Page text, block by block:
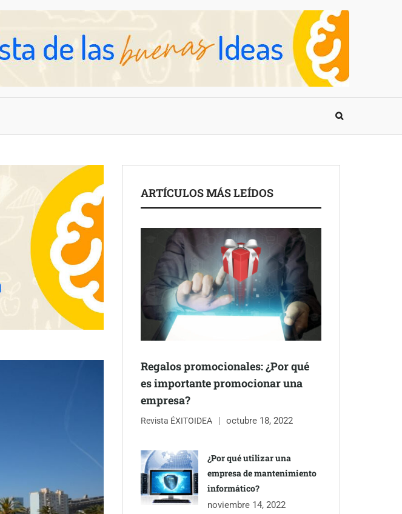
ARTÍCULOS MÁS LEÍDOS
Regalos promocionales: ¿Por qué
es importante promocionar una
empresa?
Revista ÉXITOIDEA octubre 18, 2022
¿Por qué utilizar una
empresa de mantenimiento
informático?
noviembre 14, 2022